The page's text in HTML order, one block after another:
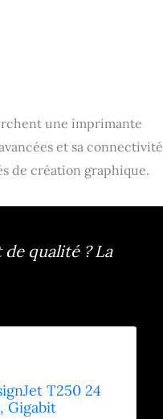
une imprimante
et sa connectivité
de création graphique.
qualité ? La
T250 24
Gigabit